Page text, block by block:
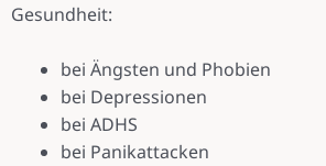
Gesundheit:
bei Ängsten und Phobien
bei Depressionen
bei ADHS
bei Panikattacken